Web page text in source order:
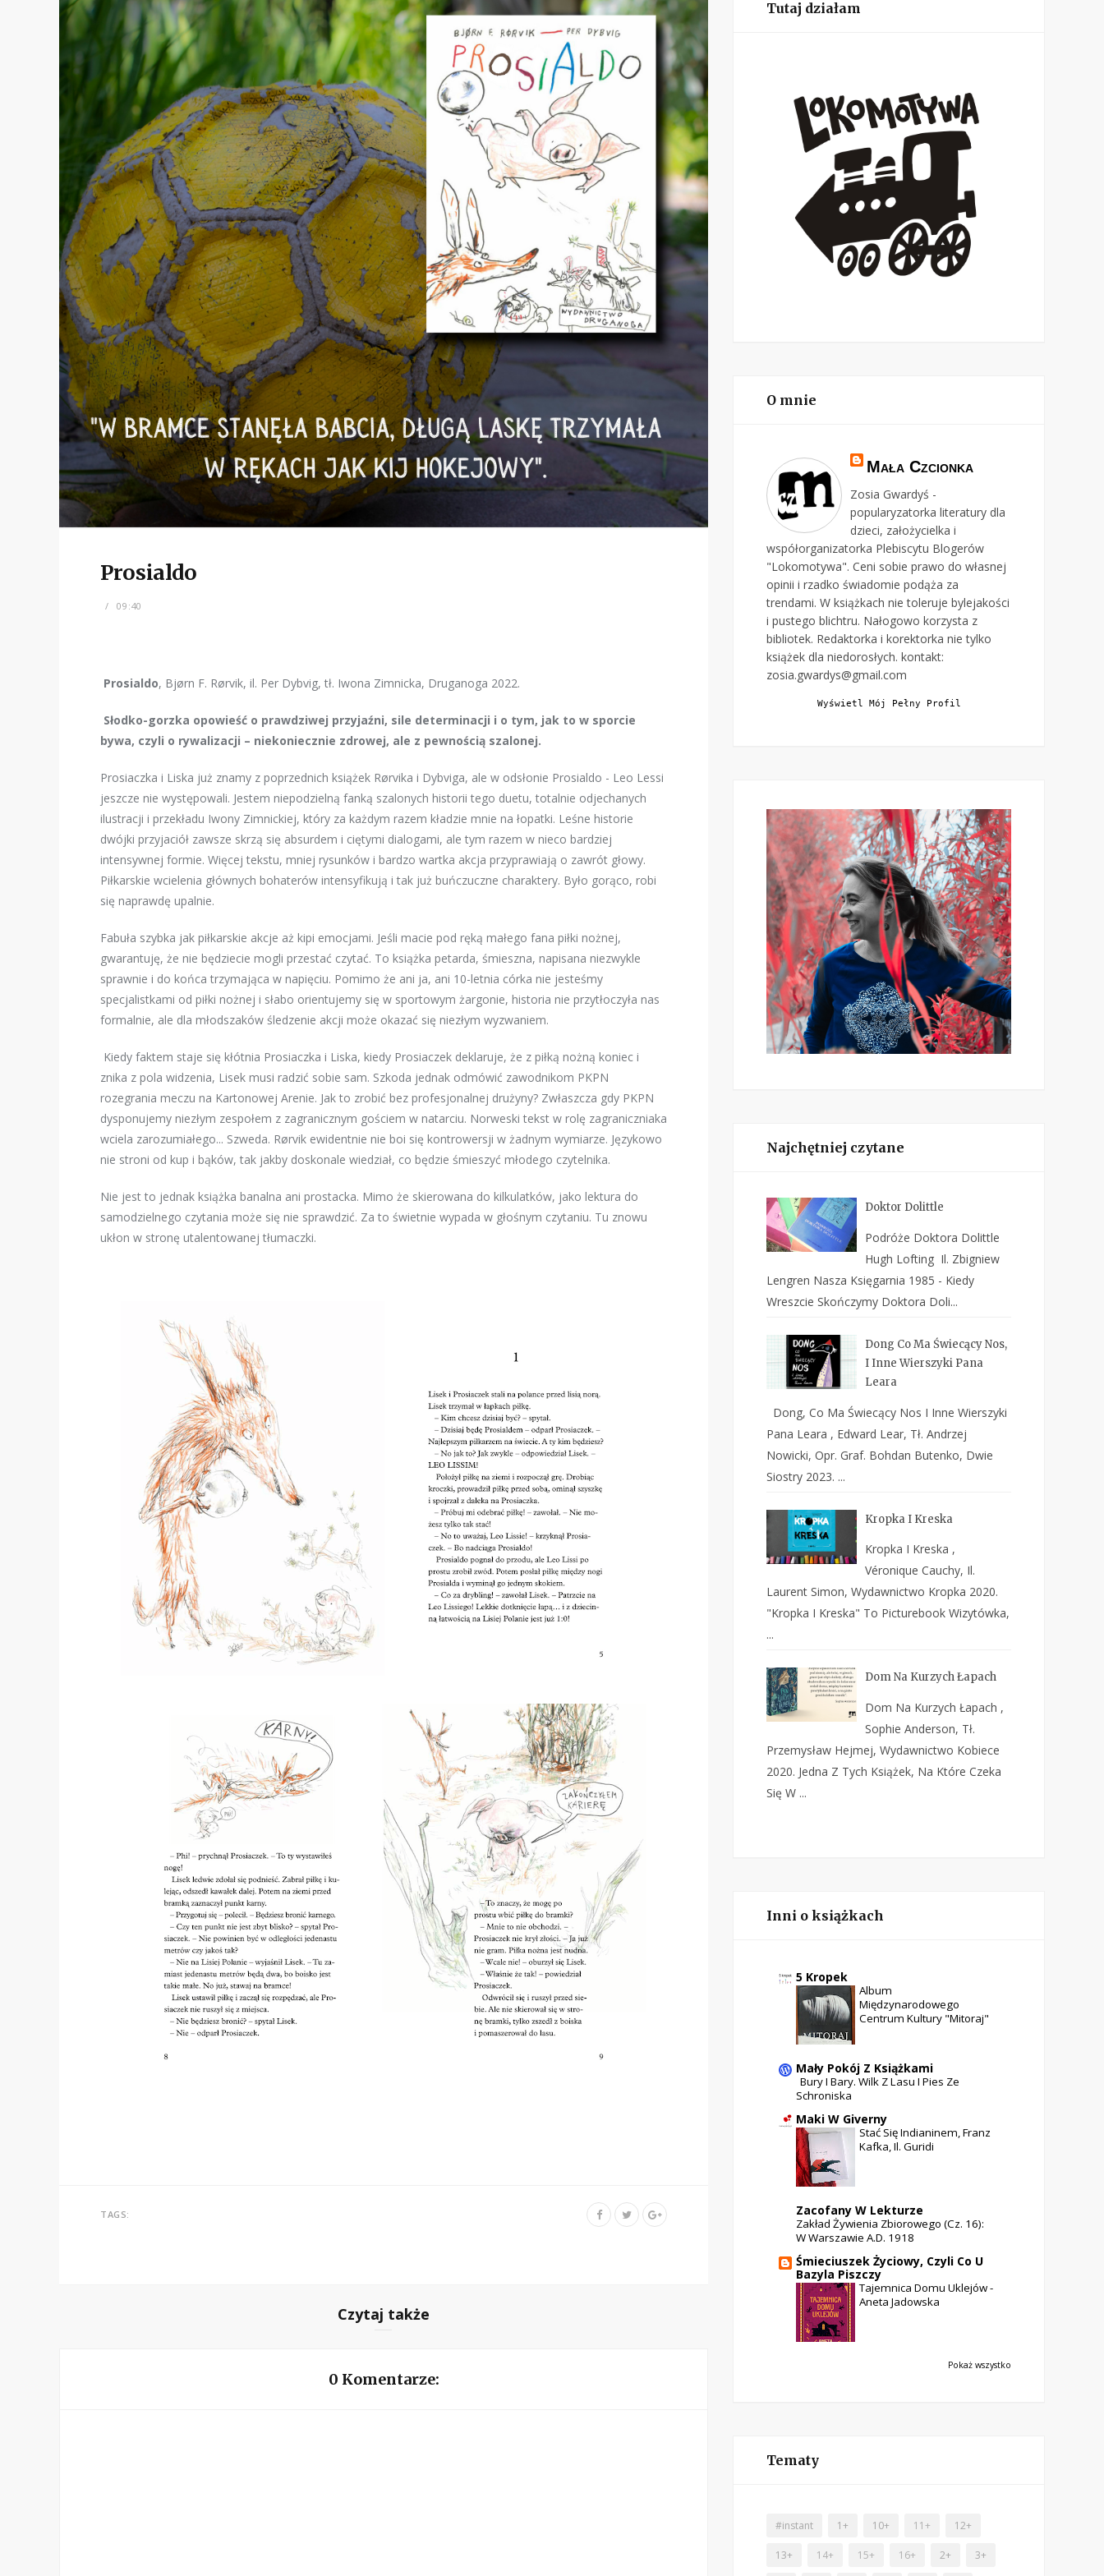
Prosialdo
09:40
Prosialdo, Bjørn F. Rørvik, il. Per Dybvig, tł. Iwona Zimnicka, Druganoga 2022.
Słodko-gorzka opowieść o prawdziwej przyjaźni, sile determinacji i o tym, jak to w sporcie
bywa, czyli o rywalizacji – niekoniecznie zdrowej, ale z pewnością szalonej.
Prosiaczka i Liska już znamy z poprzednich książek Rørvika i Dybviga, ale w odsłonie Prosialdo - Leo Lessi
jeszcze nie występowali. Jestem niepodzielną fanką szalonych historii tego duetu, totalnie odjechanych
ilustracji i przekładu Iwony Zimnickiej, który za każdym razem kładzie mnie na łopatki. Leśne historie
dwójki przyjaciół zawsze skrzą się absurdem i ciętymi dialogami, ale tym razem w nieco bardziej
intensywnej formie. Więcej tekstu, mniej rysunków i bardzo wartka akcja przyprawiają o zawrót głowy.
Piłkarskie wcielenia głównych bohaterów intensyfikują i tak już buńczuczne charaktery. Było gorąco, robi
się naprawdę upalnie.
Fabuła szybka jak piłkarskie akcje aż kipi emocjami. Jeśli macie pod ręką małego fana piłki nożnej,
gwarantuję, że nie będziecie mogli przestać czytać. To książka petarda, śmieszna, napisana niezwykle
sprawnie i do końca trzymająca w napięciu. Pomimo że ani ja, ani 10-letnia córka nie jesteśmy
specjalistkami od piłki nożnej i słabo orientujemy się w sportowym żargonie, historia nie przytłoczyła nas
formalnie, ale dla młodszaków śledzenie akcji może okazać się niezłym wyzwaniem.
Kiedy faktem staje się kłótnia Prosiaczka i Liska, kiedy Prosiaczek deklaruje, że z piłką nożną koniec i
znika z pola widzenia, Lisek musi radzić sobie sam. Szkoda jednak odmówić zawodnikom PKPN
rozegrania meczu na Kartonowej Arenie. Jak to zrobić bez profesjonalnej drużyny? Zwłaszcza gdy PKPN
dysponujemy niezłym zespołem z zagranicznym gościem w natarciu. Norweski tekst w rolę zagraniczniaka
wciela zarozumiałego... Szweda. Rørvik ewidentnie nie boi się kontrowersji w żadnym wymiarze. Językowo
nie stroni od kup i bąków, tak jakby doskonale wiedział, co będzie śmieszyć młodego czytelnika.
Nie jest to jednak książka banalna ani prostacka. Mimo że skierowana do kilkulatków, jako lektura do
samodzielnego czytania może się nie sprawdzić. Za to świetnie wypada w głośnym czytaniu. Tu znowu
ukłon w stronę utalentowanej tłumaczki.
TAGS:
Czytaj także
0 Komentarze:
Tutaj działam
O mnie
Mała Czcionka
Zosia Gwardyś -
popularyzatorka literatury dla
dzieci, założycielka i
współorganizatorka Plebiscytu Blogerów
"Lokomotywa". Ceni sobie prawo do własnej
opinii i rzadko świadomie podąża za
trendami. W książkach nie toleruje bylejakości
i pustego blichtru. Nałogowo korzysta z
bibliotek. Redaktorka i korektorka nie tylko
książek dla niedorosłych. kontakt:
zosia.gwardys@gmail.com
Wyświetl Mój Pełny Profil
Najchętniej czytane
Doktor Dolittle
Podróże Doktora Dolittle
Hugh Lofting Il. Zbigniew
Lengren Nasza Księgarnia 1985 - Kiedy
Wreszcie Skończymy Doktora Doli...
Dong Co Ma Świecący Nos,
I Inne Wierszyki Pana
Leara
Dong, Co Ma Świecący Nos I Inne Wierszyki
Pana Leara , Edward Lear, Tł. Andrzej
Nowicki, Opr. Graf. Bohdan Butenko, Dwie
Siostry 2023. ...
Kropka I Kreska
Kropka I Kreska ,
Véronique Cauchy, Il.
Laurent Simon, Wydawnictwo Kropka 2020.
"Kropka I Kreska" To Picturebook Wizytówka,
...
Dom Na Kurzych Łapach
Dom Na Kurzych Łapach ,
Sophie Anderson, Tł.
Przemysław Hejmej, Wydawnictwo Kobiece
2020. Jedna Z Tych Książek, Na Które Czeka
Się W ...
Inni o książkach
5 Kropek
Album
Międzynarodowego
Centrum Kultury "Mitoraj"
Mały Pokój Z Książkami
Bury I Bary. Wilk Z Lasu I Pies Ze
Schroniska
Maki W Giverny
Stać Się Indianinem, Franz
Kafka, Il. Guridi
Zacofany W Lekturze
Zakład Żywienia Zbiorowego (cz. 16):
W Warszawie A.D. 1918
Śmieciuszek Życiowy, Czyli Co U
Bazyla Piszczy
Tajemnica Domu Uklejów -
Aneta Jadowska
Pokaż wszystko
Tematy
#instant 1+ 10+ 11+ 12+
13+ 14+ 15+ 16+ 2+ 3+